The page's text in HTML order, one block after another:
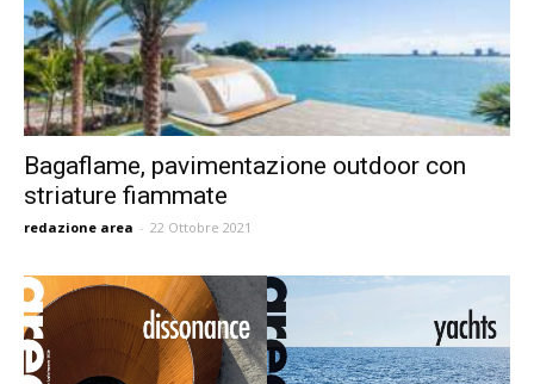
Bagaflame, pavimentazione outdoor con
striature fiammate
redazione area - 22 Ottobre 2021